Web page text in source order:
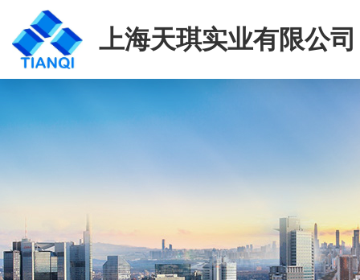
上海天琪实业有限公司